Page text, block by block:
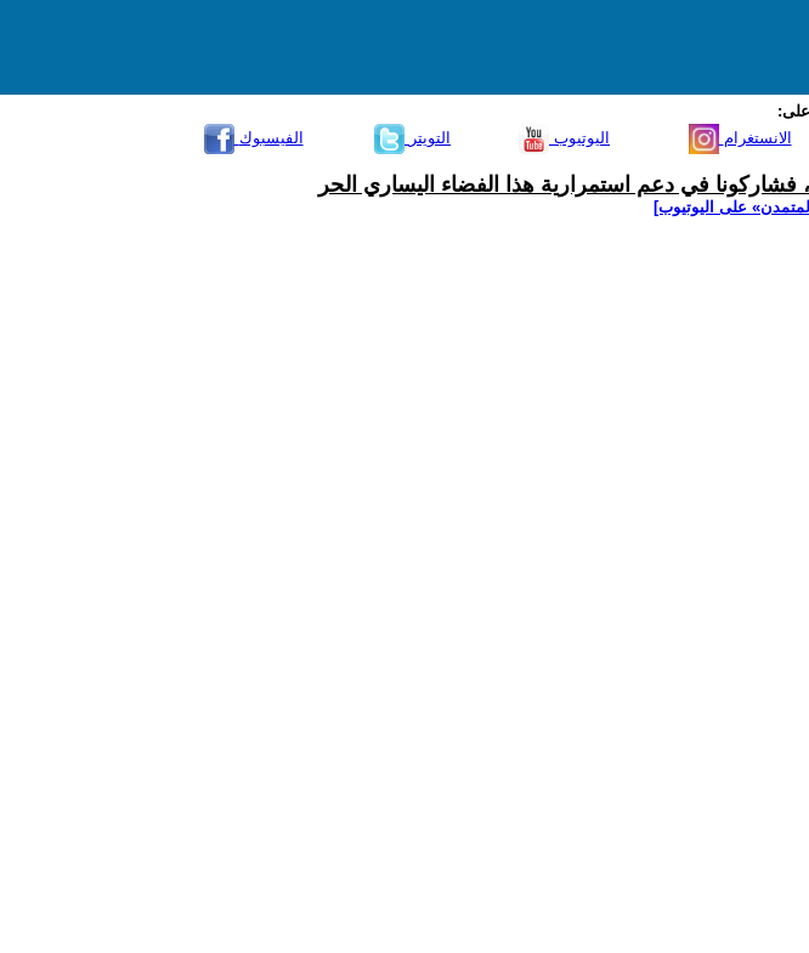
على:
الفيسبوك
التويتر اليوتيوب الانستغرام
فشاركونا في دعم استمرارية هذا الفضاء اليساري الحر
على اليوتيوب]